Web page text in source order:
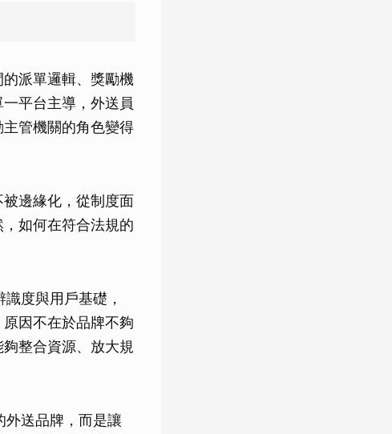
派單邏輯、獎勵機
平台主導，外送員
管機關的角色變得
邊緣化，從制度面
如何在符合法規的
度與用戶基礎，
因不在於品牌不夠
整合資源、放大規
送品牌，而是讓